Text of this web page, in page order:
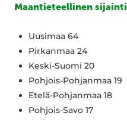
Maantieteellinen sijainti
Uusimaa 64
Pirkanmaa 24
Keski-Suomi 20
Pohjois-Pohjanmaa 19
Etelä-Pohjanmaa 18
Pohjois-Savo 17